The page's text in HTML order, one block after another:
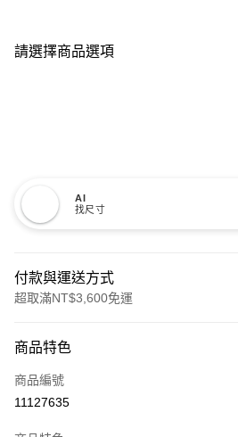
請選擇商品選項
AI
找尺寸
付款與運送方式
超取滿NT$3,600免運
信用卡一次付款
信用卡分期付款
商品特色
商品編號
11127635